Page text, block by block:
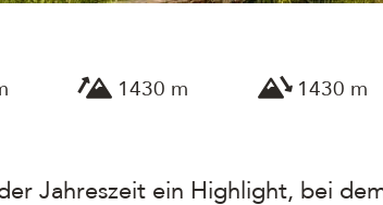
1430 m 1430 m
Jahreszeit ein Highlight, bei